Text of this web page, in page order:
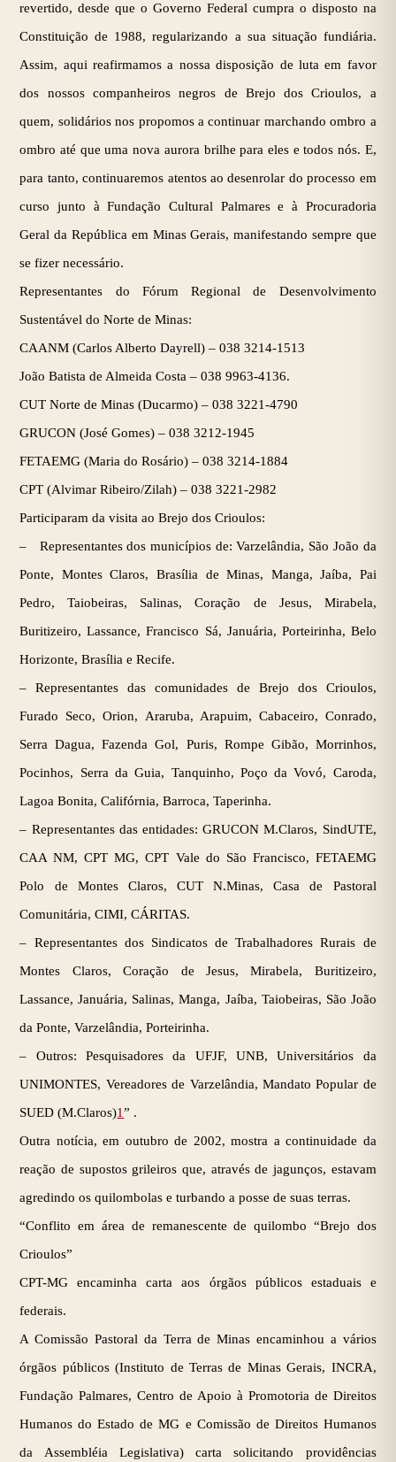
revertido, desde que o Governo Federal cumpra o disposto na
Constituição de 1988, regularizando a sua situação fundiária.
Assim, aqui reafirmamos a nossa disposição de luta em favor
dos nossos companheiros negros de Brejo dos Crioulos, a
quem, solidários nos propomos a continuar marchando ombro a
ombro até que uma nova aurora brilhe para eles e todos nós. E,
para tanto, continuaremos atentos ao desenrolar do processo em
curso junto à Fundação Cultural Palmares e à Procuradoria
Geral da República em Minas Gerais, manifestando sempre que
se fizer necessário.
Representantes do Fórum Regional de Desenvolvimento
Sustentável do Norte de Minas:
CAANM (Carlos Alberto Dayrell) –038 3214-1513
João Batista de Almeida Costa –038 9963-4136.
CUT Norte de Minas (Ducarmo) –038 3221-4790
GRUCON (José Gomes) –038 3212-1945
FETAEMG (Maria do Rosário) –038 3214-1884
CPT (Alvimar Ribeiro/Zilah) –038 3221-2982
Participaram da visita ao Brejo dos Crioulos:
– Representantes dos municípios de: Varzelândia, São João da
Ponte, Montes Claros, Brasília de Minas, Manga, Jaíba, Pai
Pedro, Taiobeiras, Salinas, Coração de Jesus, Mirabela,
Buritizeiro, Lassance, Francisco Sá, Januária, Porteirinha, Belo
Horizonte, Brasília e Recife.
– Representantes das comunidades de Brejo dos Crioulos,
Furado Seco, Orion, Araruba, Arapuim, Cabaceiro, Conrado,
Serra Dagua, Fazenda Gol, Puris, Rompe Gibão, Morrinhos,
Pocinhos, Serra da Guia, Tanquinho, Poço da Vovó, Caroda,
Lagoa Bonita, Califórnia, Barroca, Taperinha.
– Representantes das entidades: GRUCON M.Claros, SindUTE,
CAA NM, CPT MG, CPT Vale do São Francisco, FETAEMG
Polo de Montes Claros, CUT N.Minas, Casa de Pastoral
Comunitária, CIMI, CÁRITAS.
– Representantes dos Sindicatos de Trabalhadores Rurais de
Montes Claros, Coração de Jesus, Mirabela, Buritizeiro,
Lassance, Januária, Salinas, Manga, Jaíba, Taiobeiras, São João
da Ponte, Varzelândia, Porteirinha.
– Outros: Pesquisadores da UFJF, UNB, Universitários da
UNIMONTES, Vereadores de Varzelândia, Mandato Popular de
SUED (M.Claros)1” .
Outra notícia, em outubro de 2002, mostra a continuidade da
reação de supostos grileiros que, através de jagunços, estavam
agredindo os quilombolas e turbando a posse de suas terras.
“Conflito em área de remanescente de quilombo “Brejo dos
Crioulos”
CPT-MG encaminha carta aos órgãos públicos estaduais e
federais.
A Comissão Pastoral da Terra de Minas encaminhou a vários
órgãos públicos (Instituto de Terras de Minas Gerais, INCRA,
Fundação Palmares, Centro de Apoio à Promotoria de Direitos
Humanos do Estado de MG e Comissão de Direitos Humanos
da Assembléia Legislativa) carta solicitando providências